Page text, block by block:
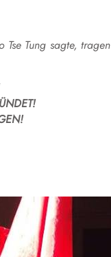
Tse Tung sagte,